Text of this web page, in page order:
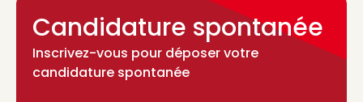
Candidature spontanée
Inscrivez-vous pour déposer votre
candidature spontanée